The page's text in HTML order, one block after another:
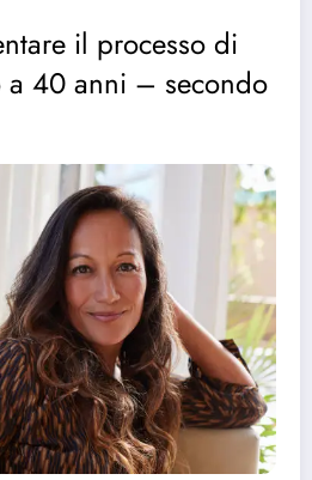
il processo di
a 40 anni – secondo